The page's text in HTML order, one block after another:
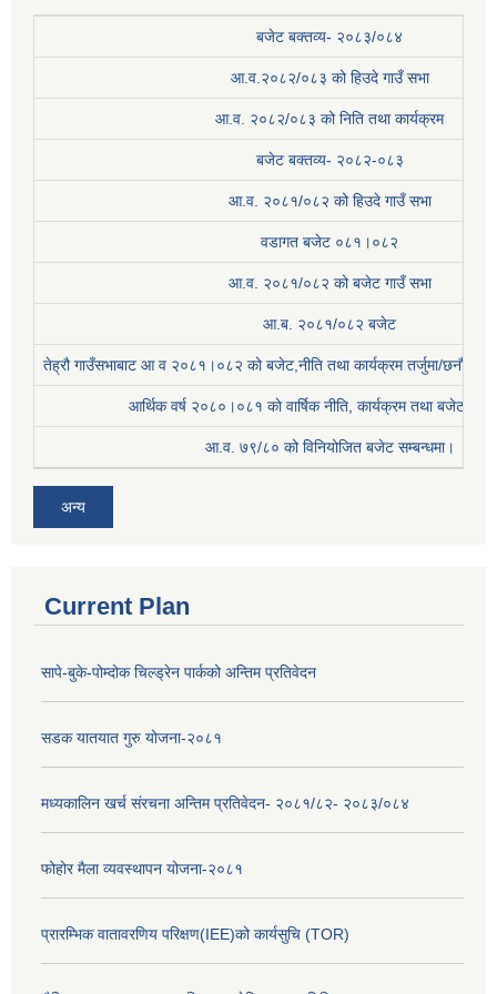
बजेट बक्तव्य- २०८३/०८४
आ.व.२०८२/०८३ को हिउदे गाउँ सभा
आ.व. २०८२/०८३ को निति तथा कार्यक्रम
बजेट बक्तव्य- २०८२-०८३
आ.व. २०८१/०८२ को हिउदे गाउँ सभा
वडागत बजेट ०८१।०८२
आ.व. २०८१/०८२ को बजेट गाउँ सभा
आ.ब. २०८१/०८२ बजेट
तेह्रौ गाउँसभाबाट आ व २०८१।०८२ को बजेट,नीति तथा कार्यक्रम तर्जुमा/छनौट
आर्थिक वर्ष २०८०।०८१ काे वार्षिक नीति, कार्यक्रम तथा बजेट
आ.व. ७९/८० को विनियोजित बजेट सम्बन्धमा।
अन्य
Current Plan
सापे-बुके-पोम्दोक चिल्ड्रेन पार्कको अन्तिम प्रतिवेदन
सडक यातयात गुरु योजना-२०८१
मध्यकालिन खर्च संरचना अन्तिम प्रतिवेदन- २०८१/८२- २०८३/०८४
फोहोर मैला व्यवस्थापन योजना-२०८१
प्रारम्भिक वातावरणिय परिक्षण(IEE)को कार्यसुचि (TOR)